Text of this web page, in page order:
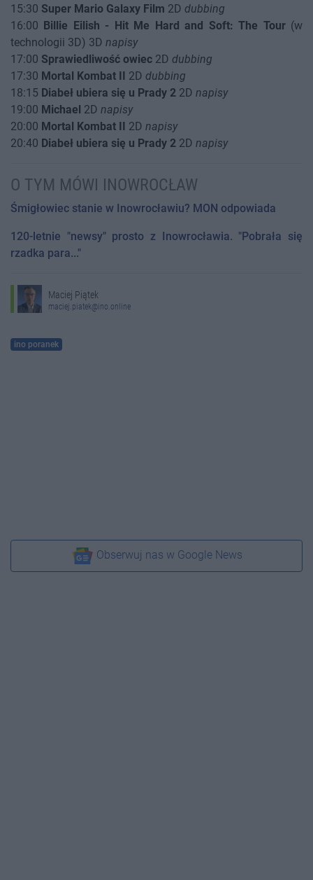
15:30 Super Mario Galaxy Film 2D dubbing
16:00 Billie Eilish - Hit Me Hard and Soft: The Tour(w
technologii 3D) 3D napisy
17:00 Sprawiedliwość owiec 2D dubbing
17:30 Mortal Kombat II 2D dubbing
18:15 Diabeł ubiera się u Prady 2 2D napisy
19:00 Michael 2D napisy
20:00 Mortal Kombat II 2D napisy
20:40 Diabeł ubiera się u Prady 2 2D napisy
O TYM MÓWI INOWROCŁAW
Śmigłowiec stanie w Inowrocławiu? MON odpowiada
120-letnie "newsy" prosto z Inowrocławia. "Pobrała się
rzadka para..."
Maciej Piątek
maciej.piatek@ino.online
ino poranek
Obserwuj nas w Google News